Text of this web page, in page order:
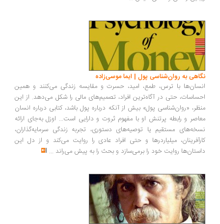
نگاهی به روان‌شناسی پول | ایما موسی‌زاده
انسان‌ها با ترس، طمع، امید، حسرت و مقایسه زندگی می‌کنند و همین
احساسات، حتی در آگاه‌ترین افراد، تصمیم‌های مالی را شکل می‌دهد. از این
منظر، «روان‌شناسی پول» بیش از آنکه درباره پول باشد، کتابی درباره انسان
معاصر و رابطه پرتنش او با مفهوم ثروت و دارایی است... اوزل به‌جای ارائه
نسخه‌های مستقیم یا توصیه‌های دستوری، تجربه زندگی سرمایه‌گذاران،
کارآفرینان، میلیاردرها و حتی افراد عادی را روایت می‌کند و از دل این
داستان‌ها روایت خود را برمی‌سازد و بحث را به پیش می‌راند ...